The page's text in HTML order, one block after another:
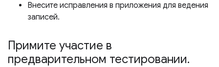
Внесите исправления в приложения для ведения
записей.
Примите участие в
предварительном тестировании.